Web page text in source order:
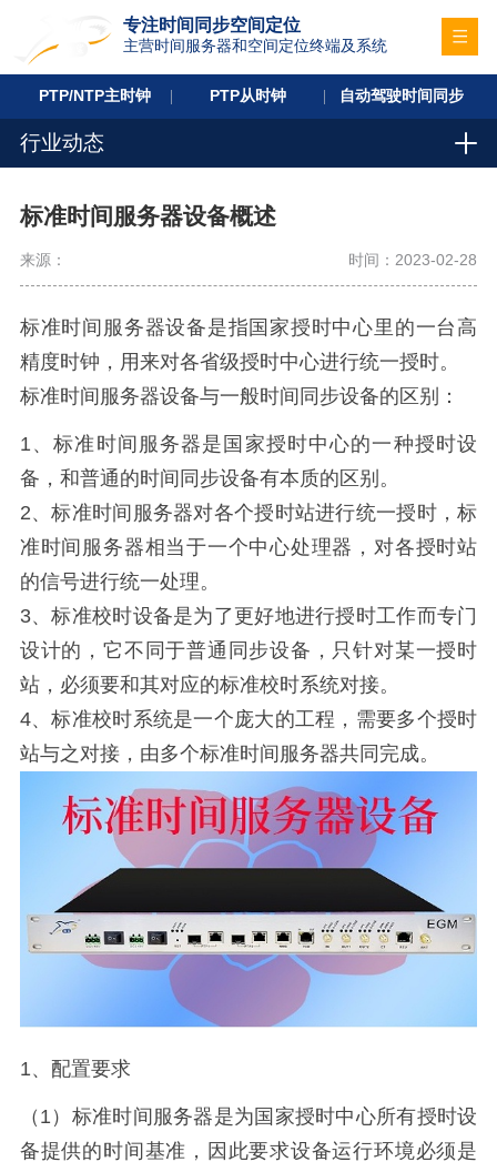
专注时间同步空间定位
主营时间服务器和空间定位终端及系统
PTP/NTP主时钟 PTP从时钟 自动驾驶时间同步
行业动态
标准时间服务器设备概述
来源： 时间：2023-02-28
标准时间服务器设备是指国家授时中心里的一台高
精度时钟，用来对各省级授时中心进行统一授时。
标准时间服务器设备与一般时间同步设备的区别：
1、标准时间服务器是国家授时中心的一种授时设
备，和普通的时间同步设备有本质的区别。
2、标准时间服务器对各个授时站进行统一授时，标
准时间服务器相当于一个中心处理器，对各授时站
的信号进行统一处理。
3、标准校时设备是为了更好地进行授时工作而专门
设计的，它不同于普通同步设备，只针对某一授时
站，必须要和其对应的标准校时系统对接。
4、标准校时系统是一个庞大的工程，需要多个授时
站与之对接，由多个标准时间服务器共同完成。
1、配置要求
（1）标准时间服务器是为国家授时中心所有授时设
备提供的时间基准，因此要求设备运行环境必须是